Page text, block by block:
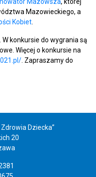
Mazowieckiego, a
Kobiet
konkursie do wygrania są
Więcej o konkursie na
. Zapraszamy do
Dziecka”
20